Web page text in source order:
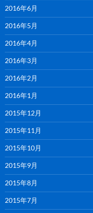
2016年6月
2016年5月
2016年4月
2016年3月
2016年2月
2016年1月
2015年12月
2015年11月
2015年10月
2015年9月
2015年8月
2015年7月